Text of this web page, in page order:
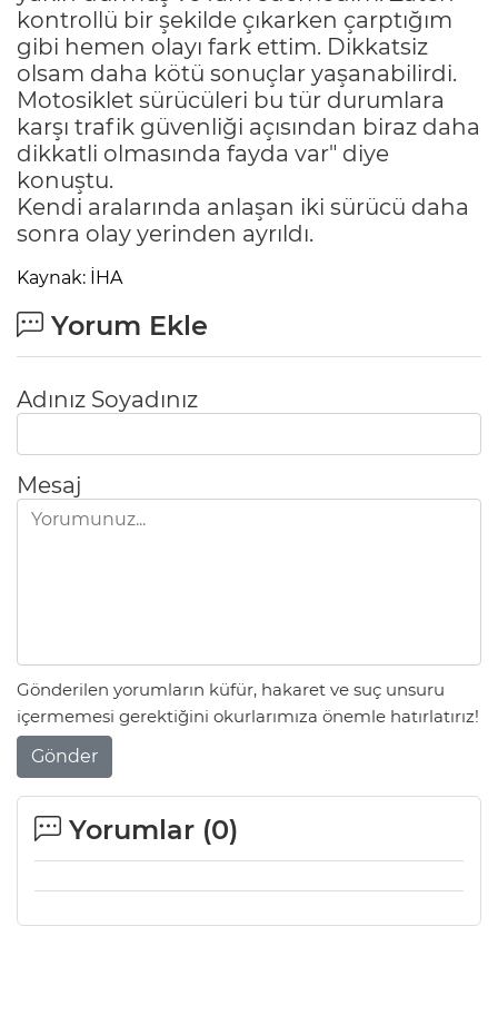
kontrollü bir şekilde çıkarken çarptığım
gibi hemen olayı fark ettim. Dikkatsiz
olsam daha kötü sonuçlar yaşanabilirdi.
Motosiklet sürücüleri bu tür durumlara
karşı trafik güvenliği açısından biraz daha
dikkatli olmasında fayda var" diye
konuştu.
Kendi aralarında anlaşan iki sürücü daha
sonra olay yerinden ayrıldı.
Kaynak: İHA
Yorum Ekle
Adınız Soyadınız
Mesaj
Gönderilen yorumların küfür, hakaret ve suç unsuru
içermemesi gerektiğini okurlarımıza önemle hatırlatırız!
Gönder
Yorumlar (0)